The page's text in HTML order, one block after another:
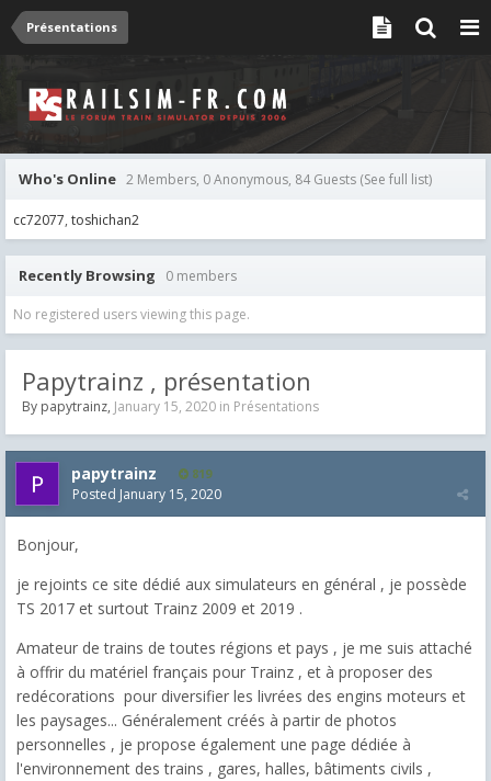
Présentations
Who's Online 2 Members, 0 Anonymous, 84 Guests (See full list)
cc72077 toshichan2
Recently Browsing 0 members
No registered users viewing this page.
Papytrainz , présentation
By papytrainz, January 15, 2020 in Présentations
papytrainz 819
Posted January 15, 2020
Bonjour,
je rejoints ce site dédié aux simulateurs en général , je possède
TS 2017 et surtout Trainz 2009 et 2019 .
Amateur de trains de toutes régions et pays , je me suis attaché
à offrir du matériel français pour Trainz , et à proposer des
redécorations pour diversifier les livrées des engins moteurs et
les paysages... Généralement créés à partir de photos
personnelles , je propose également une page dédiée à
l'environnement des trains , gares, halles, bâtiments civils ,